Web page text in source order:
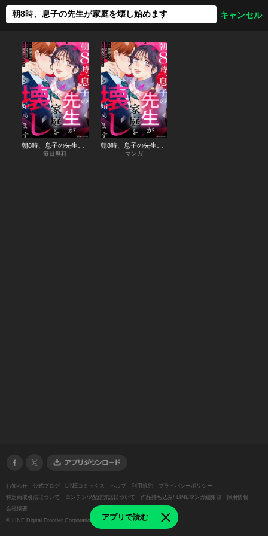
アプリで読む
毎日無料 マンガ
お知らせ 公式ブログ LINEコミックス ヘルプ 利用規約
プライバシーポリシー
特定商取引法について
コンテンツ配信許諾について 作品持ち込み/ LINEマンガ編集部
採用情報
会社概要
© LINE Digital Frontier Corporation